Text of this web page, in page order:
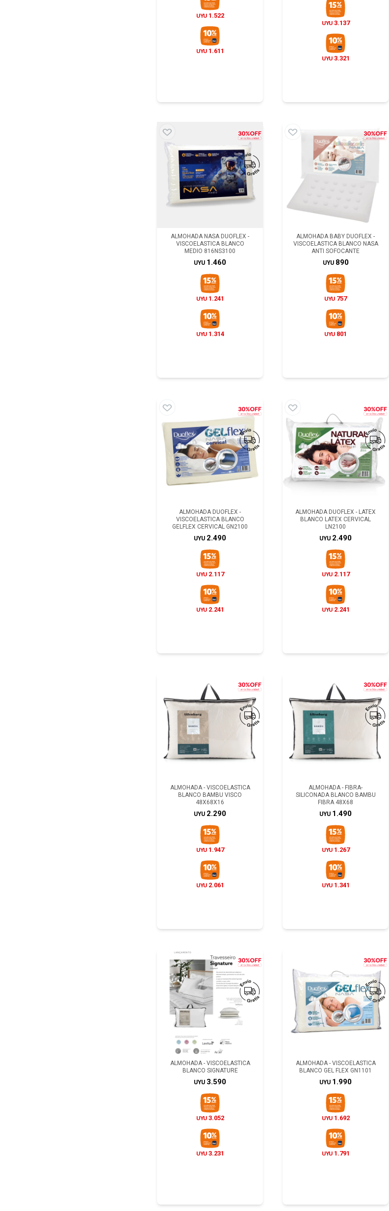
UYU 1.522
UYU 1.611
UYU 3.137
UYU 3.321
ALMOHADA NASA DUOFLEX -
VISCOELASTICA BLANCO
MEDIO 816NS3100
UYU 1.460
UYU 1.241
UYU 1.314
ALMOHADA BABY DUOFLEX -
VISCOELASTICA BLANCO NASA
ANTI SOFOCANTE
UYU 890
UYU 757
UYU 801
ALMOHADA DUOFLEX -
VISCOELASTICA BLANCO
GELFLEX CERVICAL GN2100
UYU 2.490
UYU 2.117
UYU 2.241
ALMOHADA DUOFLEX - LATEX
BLANCO LATEX CERVICAL
LN2100
UYU 2.490
UYU 2.117
UYU 2.241
ALMOHADA - VISCOELASTICA
BLANCO BAMBU VISCO
48X68X16
UYU 2.290
UYU 1.947
UYU 2.061
ALMOHADA - FIBRA-
SILICONADA BLANCO BAMBU
FIBRA 48X68
UYU 1.490
UYU 1.267
UYU 1.341
ALMOHADA - VISCOELASTICA
BLANCO SIGNATURE
UYU 3.590
UYU 3.052
UYU 3.231
ALMOHADA - VISCOELASTICA
BLANCO GEL FLEX GN1101
UYU 1.990
UYU 1.692
UYU 1.791